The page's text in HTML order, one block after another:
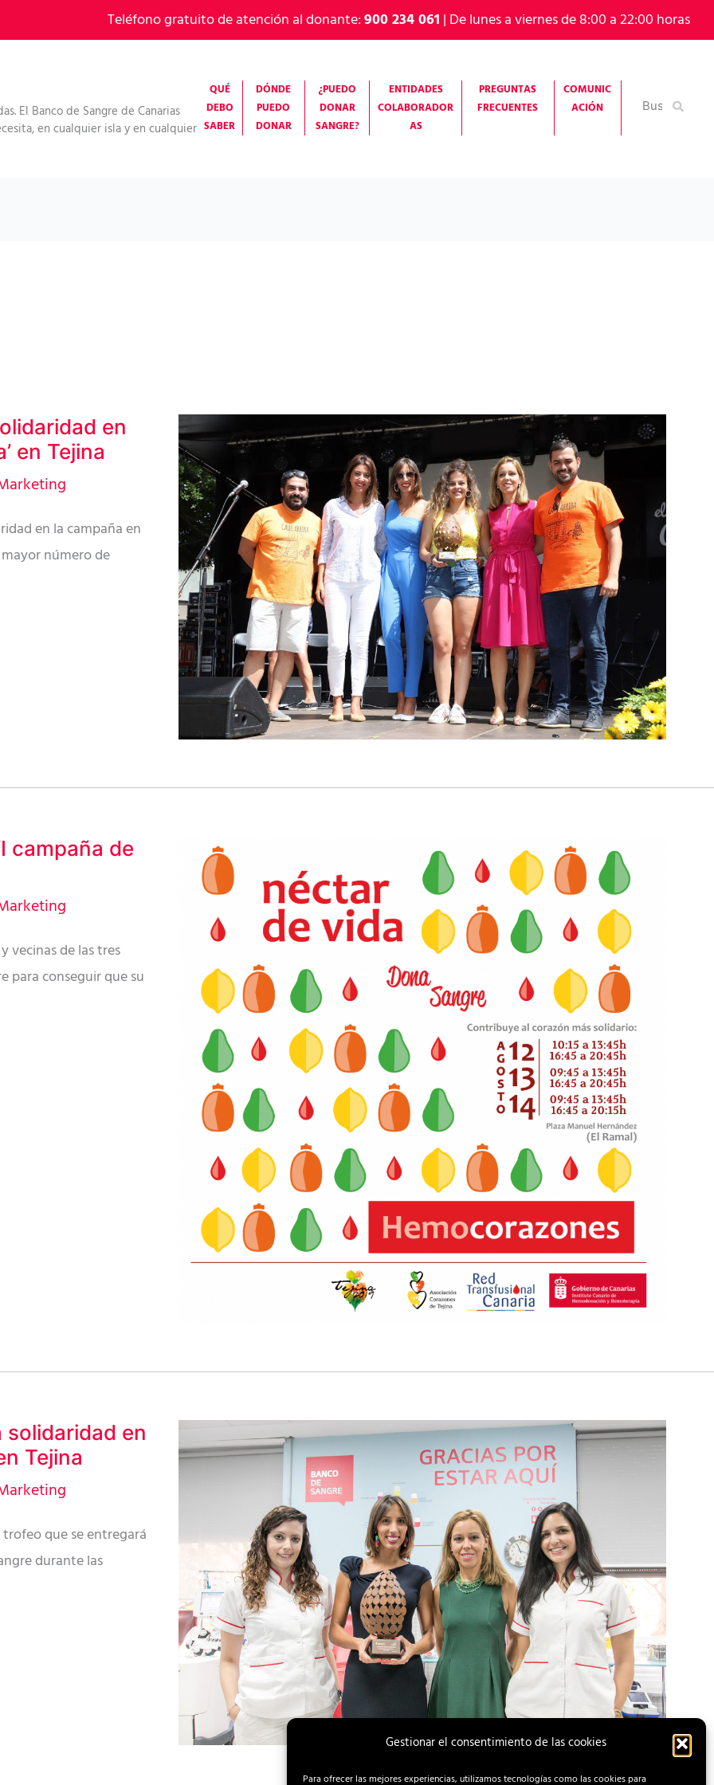
Gestionar el consentimiento de las cookies
Para ofrecer las mejores experiencias, utilizamos tecnologías como las cookies para
Teléfono gratuito de atención al donante:900 234 061 | De lunes a viernes de 8:00 a 22:00 horas
El Banco de Sangre de Canarias
en cualquier isla y en cualquier
QUÉ
DEBO
SABER
DÓNDE
PUEDO
DONAR
¿PUEDO
DONAR
SANGRE?
ENTIDADES
COLABORADOR
AS
PREGUNTAS
FRECUENTES
COMUNIC
ACIÓN
Buscar
en
en Tejina
en la campaña en
número de
campaña de
vecinas de las tres
para conseguir que su
solidaridad en
Tejina
que se entregará
durante las